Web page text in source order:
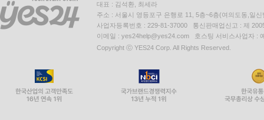
대표 : 김석환, 최세라
주소 : 서울시 영등포구 은행로 11, 5층~6층(여의도동,일신
사업자등록번호 : 229-81-37000 통신판매업신고 : 제
이메일 : yes24help@yes24.com 호스팅 서비스사업자 :
Copyright ⓒ YES24 Corp. All Rights Reserved.